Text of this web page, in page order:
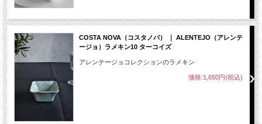
COSTA NOVA（コスタノバ） ｜ ALENTEJO（アレンテ
ージョ）ラメキン10 ターコイズ
アレンテージョコレクションのラメキン
価格:1,650円(税込)